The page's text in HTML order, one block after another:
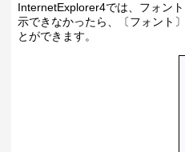
InternetExplorer4では、フォン
示できなかったら、〔フォント
とができます。